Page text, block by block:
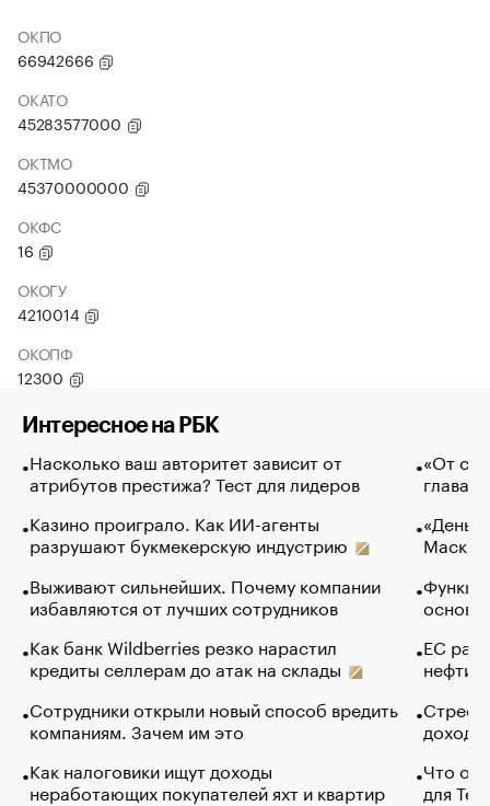
ОКПО
66942666
ОКАТО
45283577000
ОКТМО
45370000000
ОКФС
16
ОКОГУ
4210014
ОКОПФ
12300
Интересное на РБК
Насколько ваш авторитет зависит от
атрибутов престижа? Тест для лидеров
Казино проиграло. Как ИИ-агенты
разрушают букмекерскую индустрию
Выживают сильнейших. Почему компании
избавляются от лучших сотрудников
Как банк Wildberries резко нарастил
кредиты селлерам до атак на склады
Сотрудники открыли новый способ вредить
компаниям. Зачем им это
Как налоговики ищут доходы
неработающих покупателей яхт и квартир
«От
глава
Маск в
основ
ЕС
нефти
Что
для